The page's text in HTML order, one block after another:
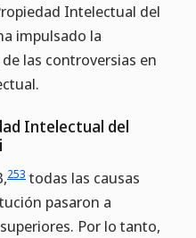
Intelectual del
impulsado la
las controversias en
Intelectual del
253 todas las causas
pasaron a
Por lo tanto,